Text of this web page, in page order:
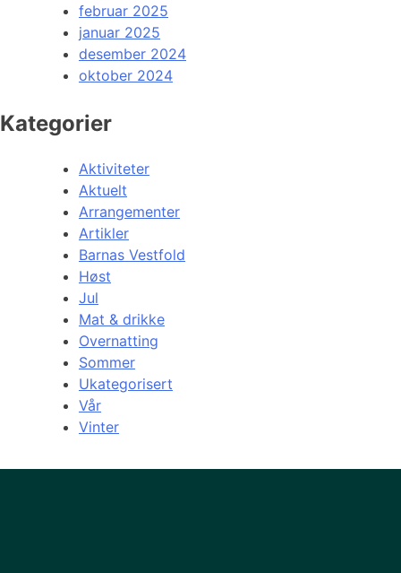
februar 2025
januar 2025
desember 2024
oktober 2024
Kategorier
Aktiviteter
Aktuelt
Arrangementer
Artikler
Barnas Vestfold
Høst
Jul
Mat & drikke
Overnatting
Sommer
Ukategorisert
Vår
Vinter